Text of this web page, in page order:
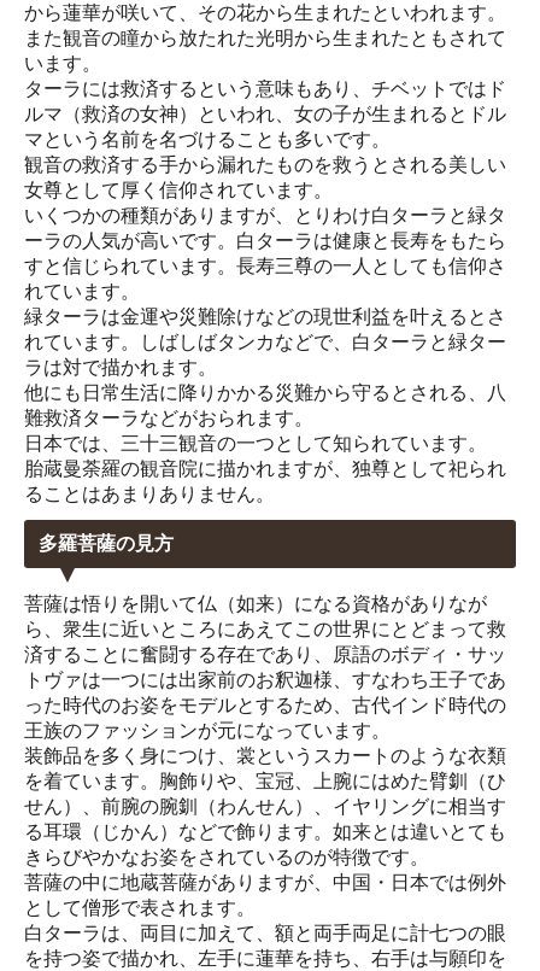
から蓮華が咲いて、その花から生まれたといわれます。
また観音の瞳から放たれた光明から生まれたともされて
います。
ターラには救済するという意味もあり、チベットではド
ルマ（救済の女神）といわれ、女の子が生まれるとドル
マという名前を名づけることも多いです。
観音の救済する手から漏れたものを救うとされる美しい
女尊として厚く信仰されています。
いくつかの種類がありますが、とりわけ白ターラと緑タ
ーラの人気が高いです。白ターラは健康と長寿をもたら
すと信じられています。長寿三尊の一人としても信仰さ
れています。
緑ターラは金運や災難除けなどの現世利益を叶えるとさ
れています。しばしばタンカなどで、白ターラと緑ター
ラは対で描かれます。
他にも日常生活に降りかかる災難から守るとされる、八
難救済ターラなどがおられます。
日本では、三十三観音の一つとして知られています。
胎蔵曼荼羅の観音院に描かれますが、独尊として祀られ
ることはあまりありません。
多羅菩薩の見方
菩薩は悟りを開いて仏（如来）になる資格がありなが
ら、衆生に近いところにあえてこの世界にとどまって救
済することに奮闘する存在であり、原語のボディ・サッ
トヴァは一つには出家前のお釈迦様、すなわち王子であ
った時代のお姿をモデルとするため、古代インド時代の
王族のファッションが元になっています。
装飾品を多く身につけ、裳というスカートのような衣類
を着ています。胸飾りや、宝冠、上腕にはめた臂釧（ひ
せん）、前腕の腕釧（わんせん）、イヤリングに相当す
る耳環（じかん）などで飾ります。如来とは違いとても
きらびやかなお姿をされているのが特徴です。
菩薩の中に地蔵菩薩がありますが、中国・日本では例外
として僧形で表されます。
白ターラは、両目に加えて、額と両手両足に計七つの眼
を持つ姿で描かれ、左手に蓮華を持ち、右手は与願印を